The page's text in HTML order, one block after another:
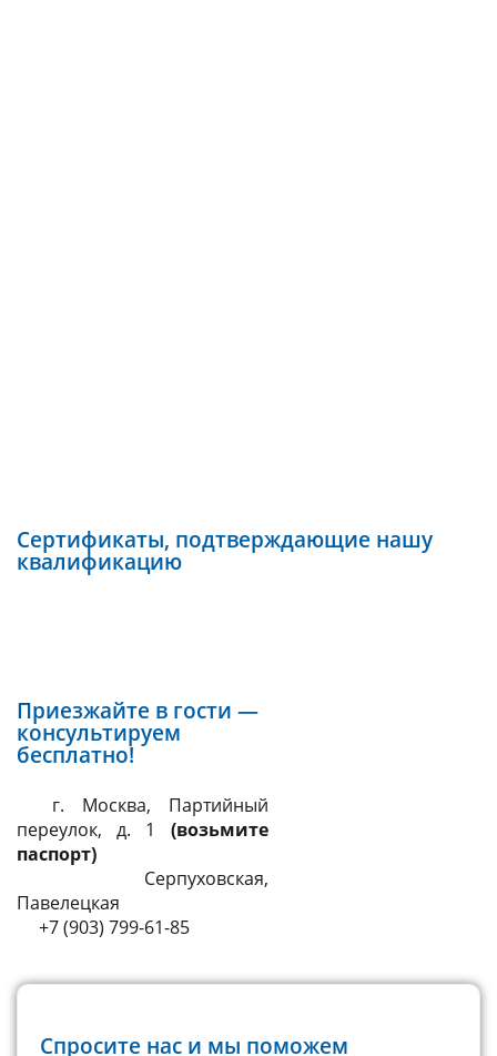
Сертификаты, подтверждающие нашу
квалификацию
Приезжайте в гости —
консультируем
бесплатно!
г. Москва, Партийный
переулок, д. 1 (возьмите
паспорт)
Серпуховская,
Павелецкая
+7 (903) 799-61-85
Спросите нас и мы поможем